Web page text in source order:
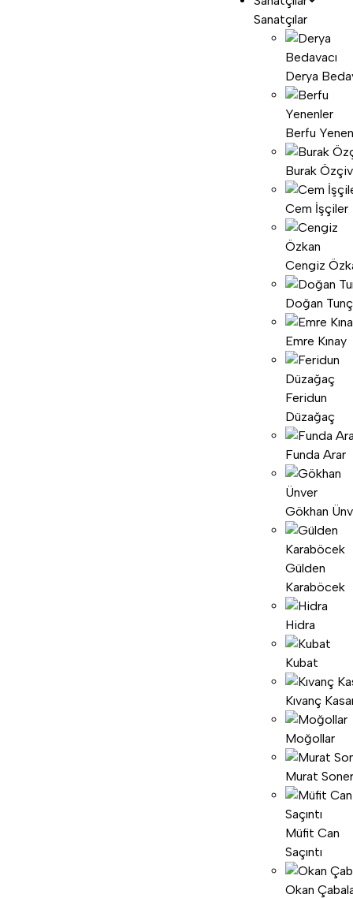
Sanatçılar
Derya
Berfu
Burak
Cem İşçiler
Cengiz
Doğan
Emre Kınay
Feridun
Düzağaç
Funda Arar
Gökhan
Gülden
Karaböcek
Hidra
Kubat
Kıvanç
Moğollar
Murat Soner
Müfit Can
Saçıntı
Okan